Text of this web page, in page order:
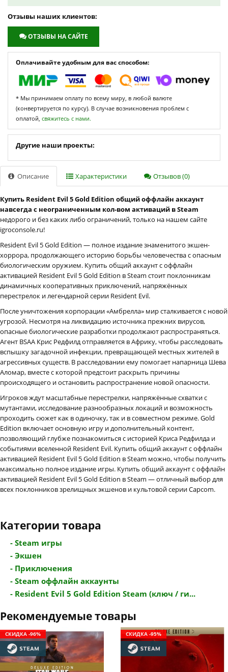
Отзывы наших клиентов:
ОТЗЫВЫ НА САЙТЕ
Оплачивайте удобным для вас способом:
* Мы принимаем оплату по всему миру, в любой валюте
(конвертируется по курсу). В случае возникновения проблем с
оплатой, свяжитесь с нами.
Другие наши проекты:
Описание Характеристики Отзывов (0)
Купить Resident Evil 5 Gold Edition общий оффлайн аккаунт
навсегда с неограниченным кол-вом активаций в Steam
недорого и без каких либо ограничений, только на нашем сайте
igroconsole.ru!
Resident Evil 5 Gold Edition — полное издание знаменитого экшен-
хоррора, продолжающего историю борьбы человечества с опасным
биологическим оружием. Купить общий аккаунт с оффлайн
активацией Resident Evil 5 Gold Edition в Steam стоит поклонникам
динамичных кооперативных приключений, напряжённых
перестрелок и легендарной серии Resident Evil.
После уничтожения корпорации «Амбрелла» мир сталкивается с новой
угрозой. Несмотря на ликвидацию источника прежних вирусов,
опасные биологические разработки продолжают распространяться.
Агент BSAA Крис Редфилд отправляется в Африку, чтобы расследовать
вспышку загадочной инфекции, превращающей местных жителей в
агрессивных существ. В расследовании ему помогает напарница Шева
Аломар, вместе с которой предстоит раскрыть причины
происходящего и остановить распространение новой опасности.
Игроков ждут масштабные перестрелки, напряжённые схватки с
мутантами, исследование разнообразных локаций и возможность
проходить сюжет как в одиночку, так и в совместном режиме. Gold
Edition включает основную игру и дополнительный контент,
позволяющий глубже познакомиться с историей Криса Редфилда и
событиями вселенной Resident Evil. Купить общий аккаунт с оффлайн
активацией Resident Evil 5 Gold Edition в Steam можно, чтобы получить
максимально полное издание игры. Купить общий аккаунт с оффлайн
активацией Resident Evil 5 Gold Edition в Steam — отличный выбор для
всех поклонников зрелищных экшенов и культовой серии Capcom.
Категории товара
- Steam игры
- Экшен
- Приключения
- Steam оффлайн аккаунты
- Resident Evil 5 Gold Edition Steam (ключ / ги...
Рекомендуемые товары
СКИДКА -96% СКИДКА -95%